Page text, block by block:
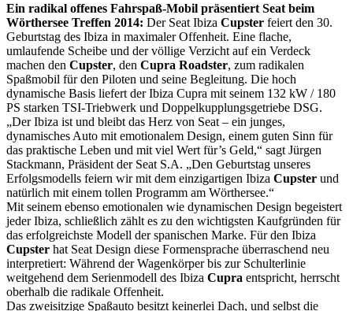
Ein radikal offenes Fahrspaß-Mobil präsentiert Seat beim
Wörthersee Treffen 2014: Der Seat Ibiza Cupster feiert den 30.
Geburtstag des Ibiza in maximaler Offenheit. Eine flache,
umlaufende Scheibe und der völlige Verzicht auf ein Verdeck
machen den Cupster, den Cupra Roadster, zum radikalen
Spaßmobil für den Piloten und seine Begleitung. Die hoch
dynamische Basis liefert der Ibiza Cupra mit seinem 132 kW / 180
PS starken TSI-Triebwerk und Doppelkupplungsgetriebe DSG.
„Der Ibiza ist und bleibt das Herz von Seat – ein junges,
dynamisches Auto mit emotionalem Design, einem guten Sinn für
das praktische Leben und mit viel Wert für’s Geld,“ sagt Jürgen
Stackmann, Präsident der Seat S.A. „Den Geburtstag unseres
Erfolgsmodells feiern wir mit dem einzigartigen Ibiza Cupster und
natürlich mit einem tollen Programm am Wörthersee.“
Mit seinem ebenso emotionalen wie dynamischen Design begeistert
jeder Ibiza, schließlich zählt es zu den wichtigsten Kaufgründen für
das erfolgreichste Modell der spanischen Marke. Für den Ibiza
Cupster hat Seat Design diese Formensprache überraschend neu
interpretiert: Während der Wagenkörper bis zur Schulterlinie
weitgehend dem Serienmodell des Ibiza Cupra entspricht, herrscht
oberhalb die radikale Offenheit.
Das zweisitzige Spaßauto besitzt keinerlei Dach, und selbst die